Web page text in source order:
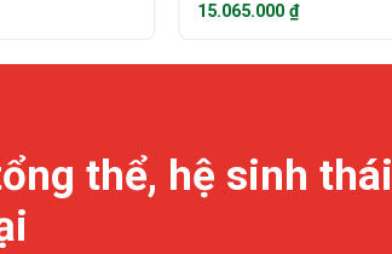
15.065.000₫
thể, hệ sinh